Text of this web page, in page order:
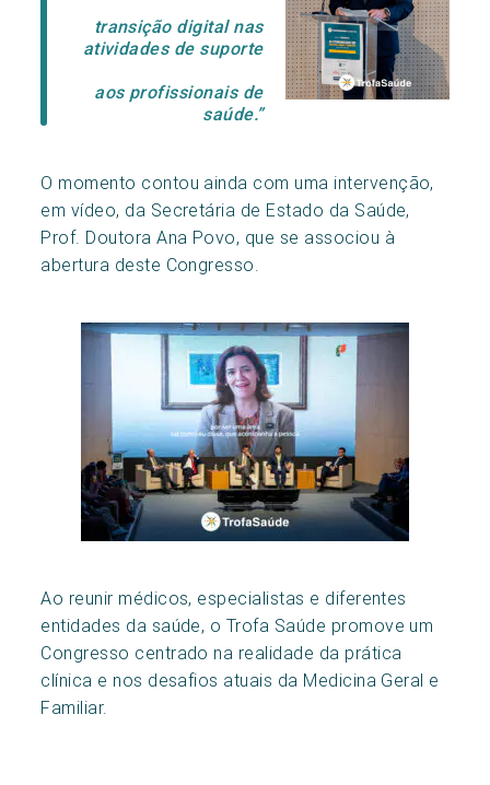
transição digital nas
atividades de suporte
aos profissionais de
saúde.”
O momento contou ainda com uma intervenção,
em vídeo, da Secretária de Estado da Saúde,
Prof. Doutora Ana Povo, que se associou à
abertura deste Congresso.
Ao reunir médicos, especialistas e diferentes
entidades da saúde, o Trofa Saúde promove um
Congresso centrado na realidade da prática
clínica e nos desafios atuais da Medicina Geral e
Familiar.